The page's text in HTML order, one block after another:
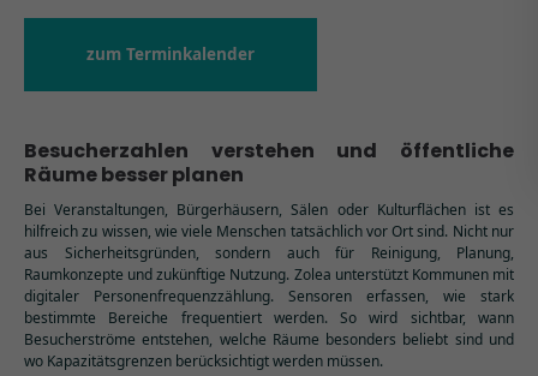
zum Terminkalender
Besucherzahlen verstehen und öffentliche
Räume besser planen
Bei Veranstaltungen, Bürgerhäusern, Sälen oder Kulturflächen ist es
hilfreich zu wissen, wie viele Menschen tatsächlich vor Ort sind. Nicht nur
aus Sicherheitsgründen, sondern auch für Reinigung, Planung,
Raumkonzepte und zukünftige Nutzung. Zolea unterstützt Kommunen mit
digitaler Personenfrequenzzählung. Sensoren erfassen, wie stark
bestimmte Bereiche frequentiert werden. So wird sichtbar, wann
Besucherströme entstehen, welche Räume besonders beliebt sind und
wo Kapazitätsgrenzen berücksichtigt werden müssen.